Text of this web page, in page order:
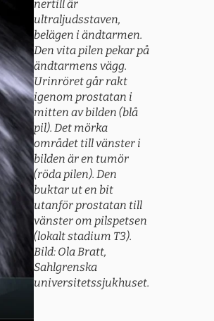
nertill är
ultraljudsstaven,
belägen i ändtarmen.
Den vita pilen pekar på
ändtarmens vägg.
Urinröret går rakt
igenom prostatan i
mitten av bilden (blå
pil). Det mörka
området till vänster i
bilden är en tumör
(röda pilen). Den
buktar ut en bit
utanför prostatan till
vänster om pilspetsen
(lokalt stadium T3).
Bild: Ola Bratt,
Sahlgrenska
universitetssjukhuset.